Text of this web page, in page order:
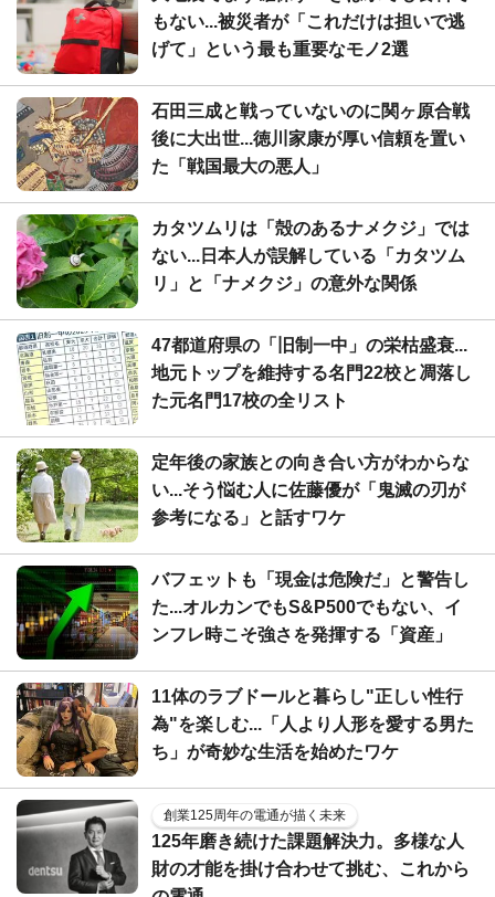
もない...被災者が「これだけは担いで逃
げて」という最も重要なモノ2選
石田三成と戦っていないのに関ヶ原合戦
後に大出世...徳川家康が厚い信頼を置い
た「戦国最大の悪人」
カタツムリは「殻のあるナメクジ」では
ない...日本人が誤解している「カタツム
リ」と「ナメクジ」の意外な関係
47都道府県の「旧制一中」の栄枯盛衰...
地元トップを維持する名門22校と凋落し
た元名門17校の全リスト
定年後の家族との向き合い方がわからな
い...そう悩む人に佐藤優が「鬼滅の刃が
参考になる」と話すワケ
バフェットも「現金は危険だ」と警告し
た...オルカンでもS&P500でもない、イ
ンフレ時こそ強さを発揮する「資産」
11体のラブドールと暮らし"正しい性行
為"を楽しむ...「人より人形を愛する男た
ち」が奇妙な生活を始めたワケ
創業125周年の電通が描く未来
125年磨き続けた課題解決力。多様な人
財の才能を掛け合わせて挑む、これから